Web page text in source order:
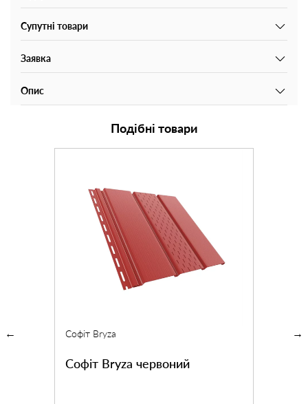
Супутні товари
Заявка
Опис
Подібні товари
Софіт Bryza
Софіт Bryza червоний